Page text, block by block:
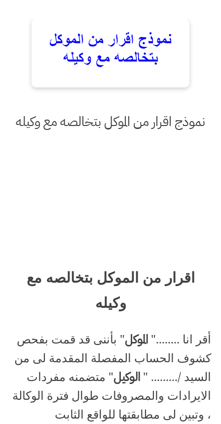
نموذج اقرار من الموكل بتخالصه مع وكيله
اقرار من الموكل بتخالصه مع
وكيله
أقر انا ........" الموكل" بأننى قد قمت بفحص
كشوف الحساب المفصلة المقدمة لى من
السيد /......... " الوكيل" متضمنه مفردات
الايرادات والمصروفات طوال فترة الوكالة
، وتبين لى مطابقتها للواقع الثابت